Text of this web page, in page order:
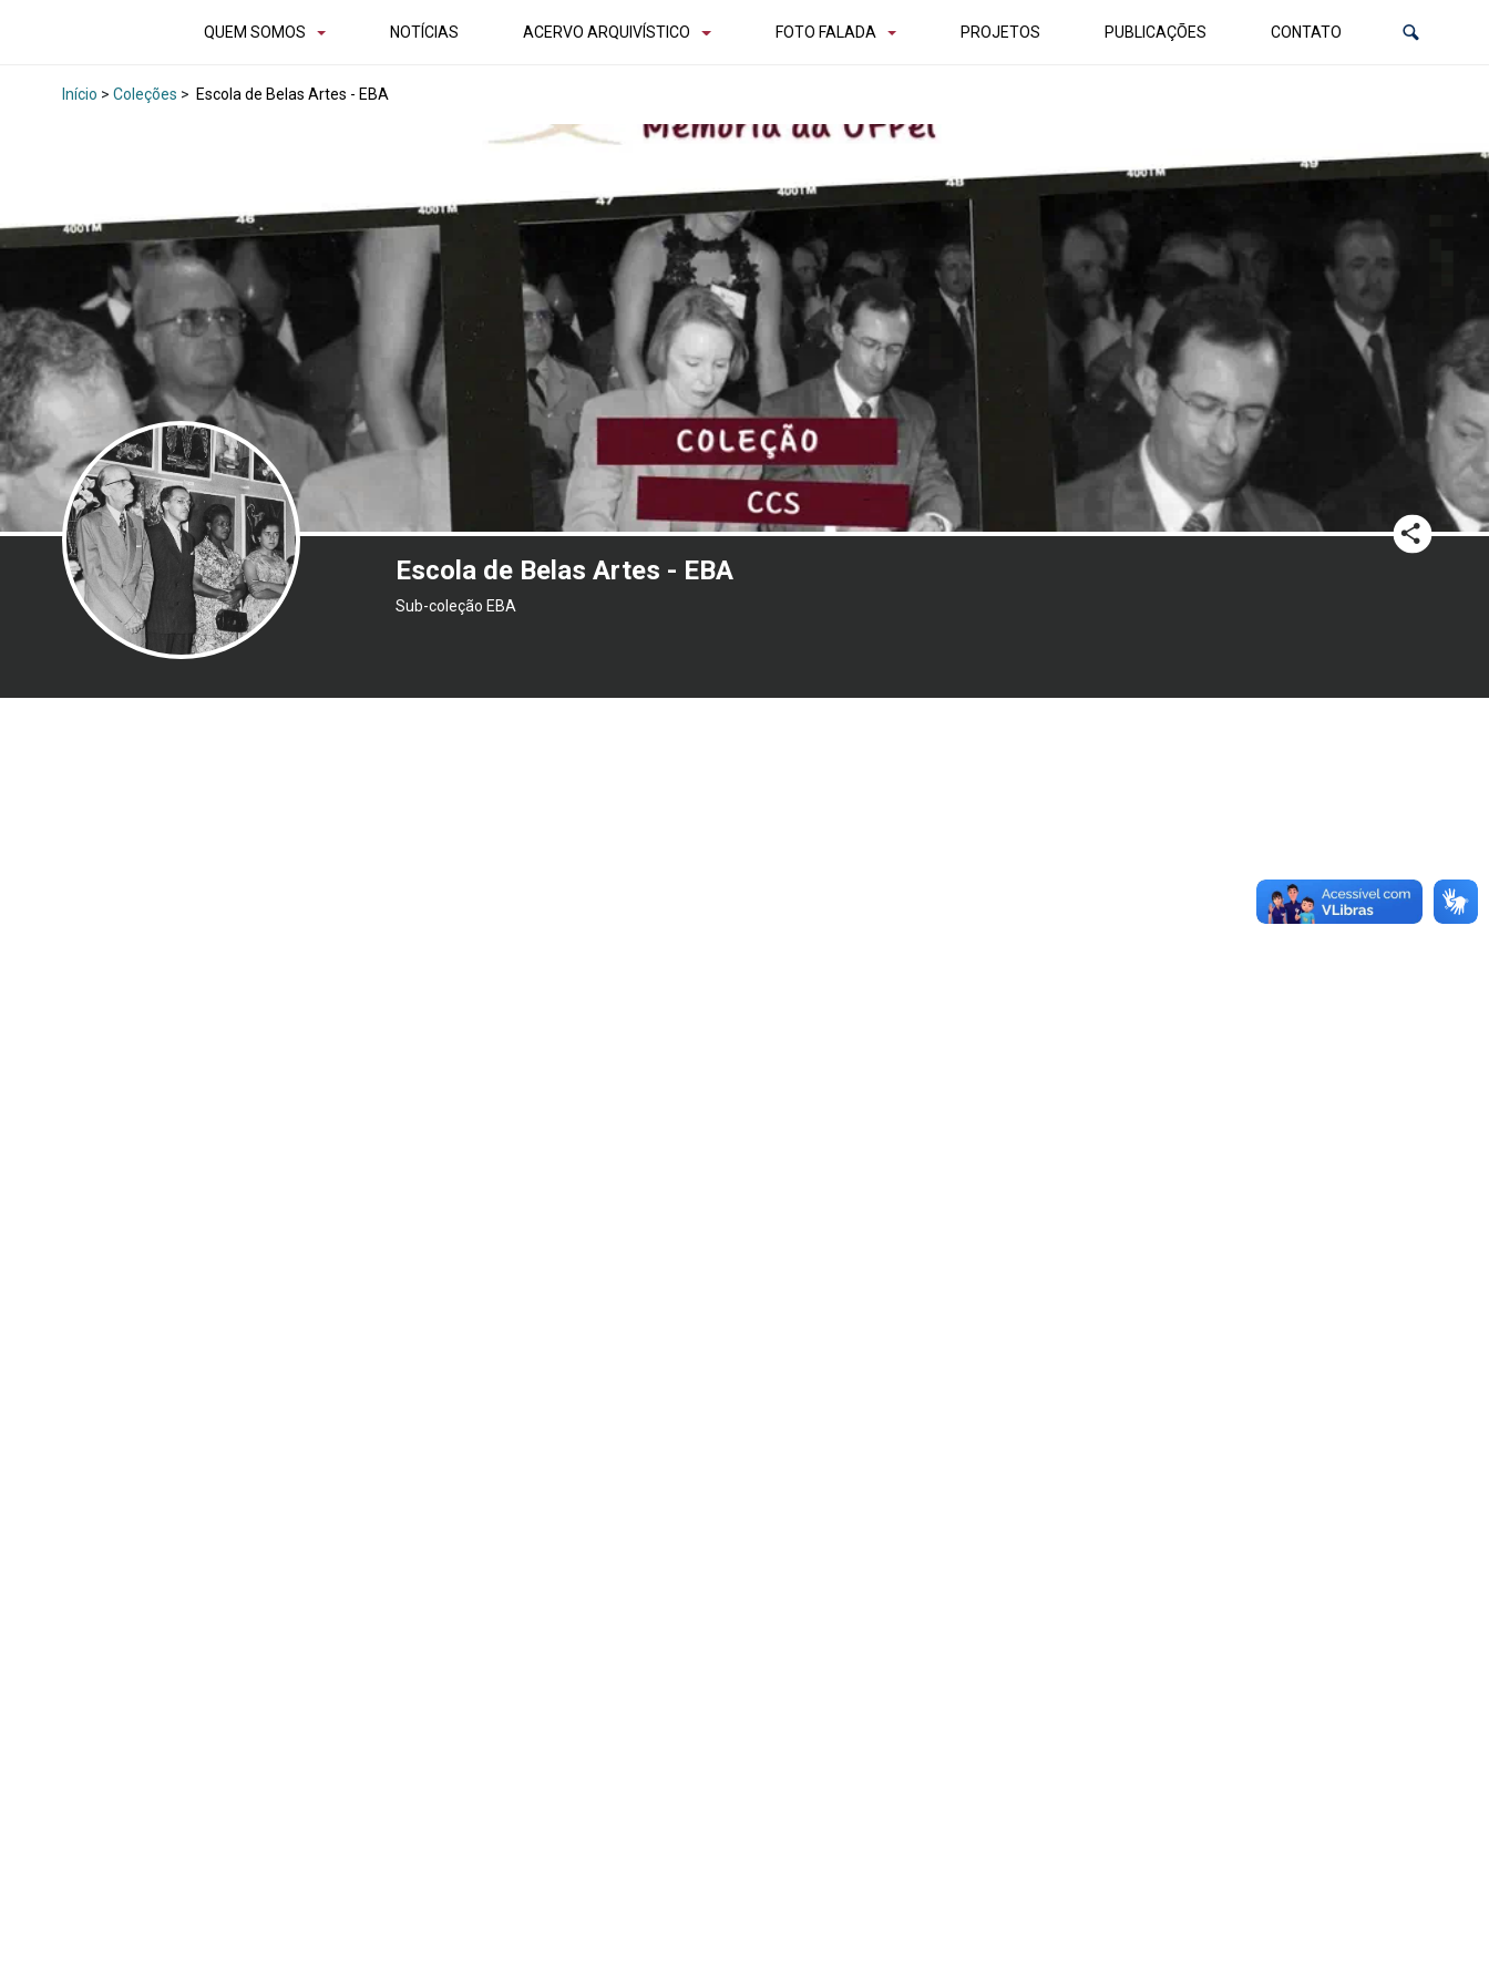
QUEM SOMOS NOTÍCIAS ACERVO ARQUIVÍSTICO FOTO FALADA PROJETOS PUBLICAÇÕES CONTATO
Início > Coleções > Escola de Belas Artes - EBA
Escola de Belas Artes - EBA
Sub-coleção EBA